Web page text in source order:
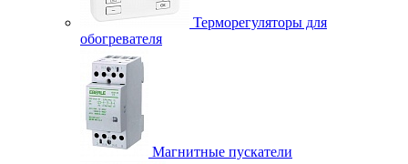
Терморегуляторы для
обогревателя
Магнитные пускатели